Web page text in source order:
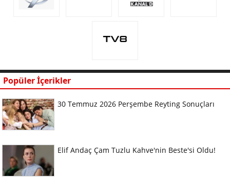
Popüler İçerikler
30 Temmuz 2026 Perşembe Reyting Sonuçları
Elif Andaç Çam Tuzlu Kahve'nin Beste'si Oldu!